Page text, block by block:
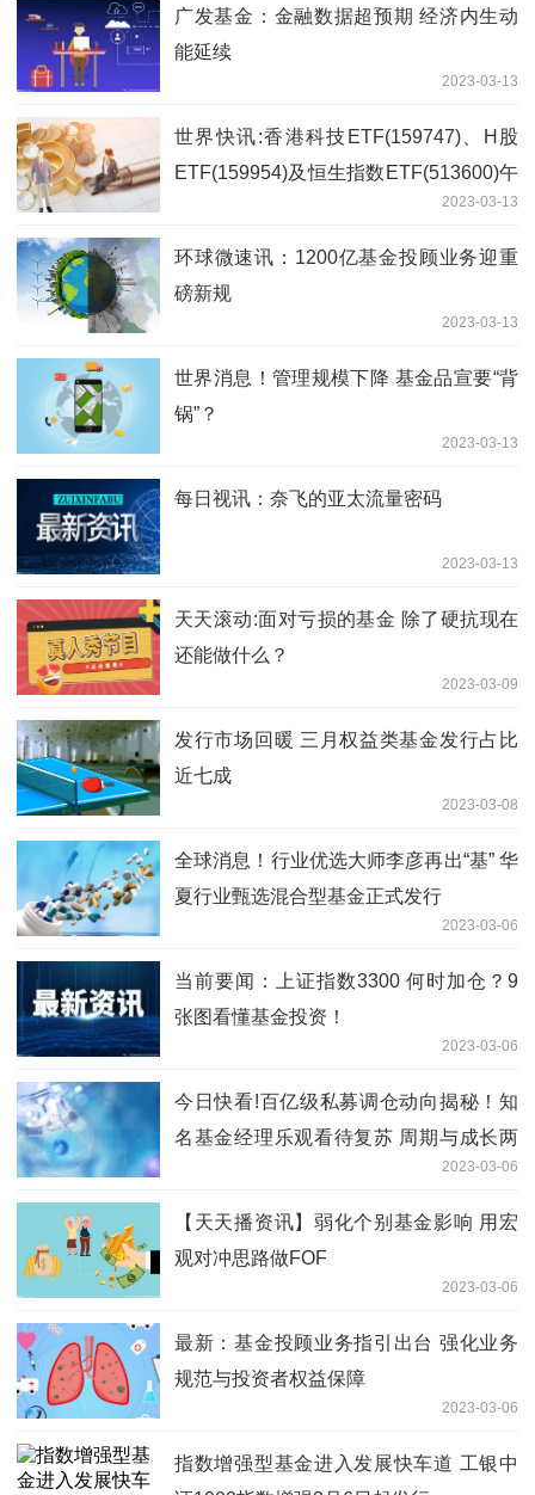
广发基金：金融数据超预期 经济内生动
能延续
2023-03-13
世界快讯:香港科技ETF(159747)、H股
ETF(159954)及恒生指数ETF(513600)午
后携手走强，南向资金盘中连续第4日净
买入
2023-03-13
环球微速讯：1200亿基金投顾业务迎重
磅新规
2023-03-13
世界消息！管理规模下降 基金品宣要“背
锅”？
2023-03-13
每日视讯：奈飞的亚太流量密码
2023-03-13
天天滚动:面对亏损的基金 除了硬抗现在
还能做什么？
2023-03-09
发行市场回暖 三月权益类基金发行占比
近七成
2023-03-08
全球消息！行业优选大师李彦再出“基” 华
夏行业甄选混合型基金正式发行
2023-03-06
当前要闻：上证指数3300 何时加仓？9
张图看懂基金投资！
2023-03-06
今日快看!百亿级私募调仓动向揭秘！知
名基金经理乐观看待复苏 周期与成长两
2023-03-06
【天天播资讯】弱化个别基金影响 用宏
观对冲思路做FOF
2023-03-06
最新：基金投顾业务指引出台 强化业务
规范与投资者权益保障
2023-03-06
指数增强型基金进入发展快车道 工银中